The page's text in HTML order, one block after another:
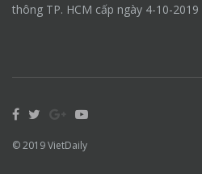
thông TP. HCM cấp ngày 4-10-2019
© 2019VietDaily